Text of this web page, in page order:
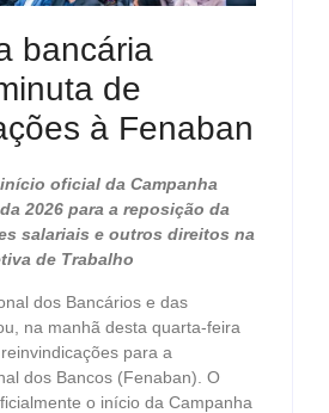
bancária
de
à Fenaban
oficial da Campanha
2026 para a reposição da
salariais e outros direitos na
de Trabalho
dos Bancários e das
na manhã desta quarta-feira
para a
dos Bancos (Fenaban). O
o início da Campanha